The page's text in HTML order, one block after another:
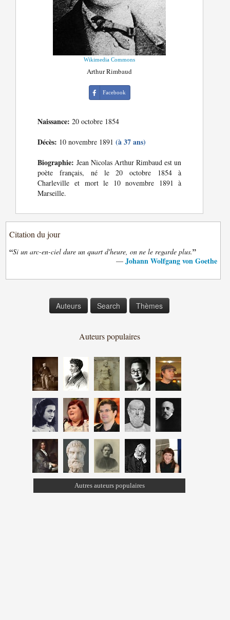
Wikimedia Commons
Arthur Rimbaud
Facebook
Naissance: 20 octobre 1854
Décès: 10 novembre 1891(à 37 ans)
Biographie: Jean Nicolas Arthur Rimbaud est un
poète français, né le 20 octobre 1854 à
Charleville et mort le 10 novembre 1891 à
Marseille.
Citation du jour
“Si un arc-en-ciel dure un quart d'heure, on ne le regarde plus.”
— Johann Wolfgang von Goethe
Auteurs Search Thèmes
Auteurs populaires
Autres auteurs populaires